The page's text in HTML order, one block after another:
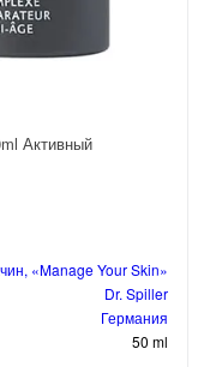
Активный
«Manage Your Skin»
Dr. Spiller
Германия
50 ml